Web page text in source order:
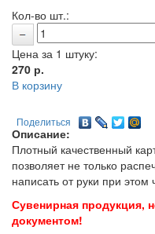
Кол-во шт.:
Цена за 1 штуку:
270 р.
В корзину
Поделиться
Описание:
Плотный качественный
позволяет не только
написать от руки при этом
Сувенирная продукция,
документом!